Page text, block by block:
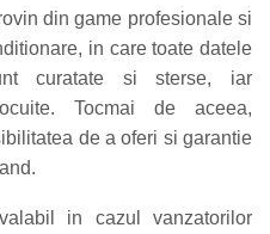
din game profesionale si
in care toate datele
curatate si sterse, iar
Tocmai de aceea,
de a oferi si garantie
in cazul vanzatorilor